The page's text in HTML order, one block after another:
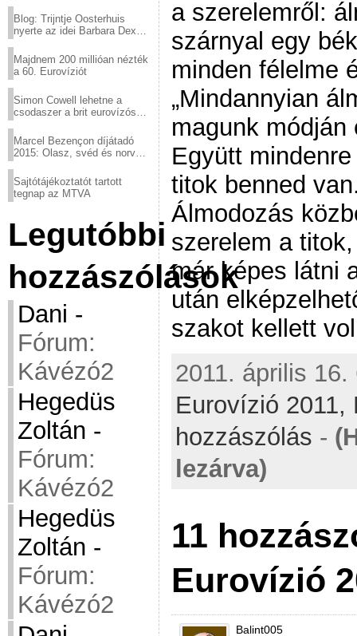
Blog: Trijntje Oosterhuis
nyerte az idei Barbara Dex
Majdnem 200 millióan nézték
a 60. Eurovíziót
Simon Cowell lehetne a
csodaszer a brit eurovízós
Marcel Bezençon díjátadó
2015: Olasz, svéd és norvég
Sajtótájékoztatót tartott
tegnap az MTVA
Legutóbbi
hozzászólások
Dani -
Fórum:
Kávézó2
Hegedüs
Zoltán -
Fórum:
Kávézó2
Hegedüs
Zoltán -
Fórum:
Kávézó2
a szerelemről:
szárnyal egy
minden félelme
„Mindannyian
magunk
Együtt
titok benned
Álmodozás
szerelem a
már képes látni
után
szakot kellett
2011. április
Eurovízió 2011,
hozzászólás -
lezárva)
11
Eurovízió
Balint005